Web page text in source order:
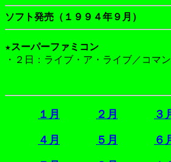
ソフト発売（１９９４年９月）
★スーパーファミコン
・２日：ライブ・ア・ライブ／コマ
１月 ２月 ３
４月 ５月 ６